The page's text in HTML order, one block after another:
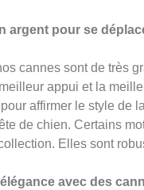
argent pour se
cannes sont de très
appui et la
affirmer le style de
de chien. Certains
Elles sont
avec des